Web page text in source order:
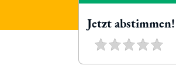
Jetzt abstimmen!